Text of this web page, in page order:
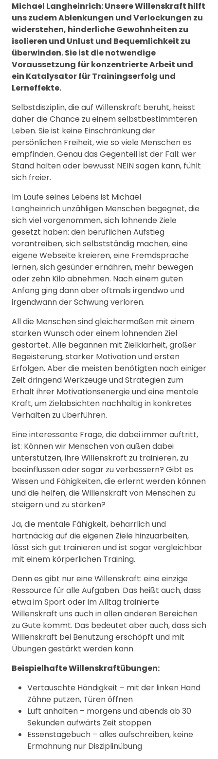
Michael Langheinrich: Unsere Willenskraft hilft
uns zudem Ablenkungen und Verlockungen zu
widerstehen, hinderliche Gewohnheiten zu
isolieren und Unlust und Bequemlichkeit zu
überwinden. Sie ist die notwendige
Voraussetzung für konzentrierte Arbeit und
ein Katalysator für Trainingserfolg und
Lerneffekte.
Selbstdisziplin, die auf Willenskraft beruht, heisst
daher die Chance zu einem selbstbestimmteren
Leben. Sie ist keine Einschränkung der
persönlichen Freiheit, wie so viele Menschen es
empfinden. Genau das Gegenteil ist der Fall: wer
Stand halten oder bewusst NEIN sagen kann, fühlt
sich freier.
Im Laufe seines Lebens ist Michael
Langheinrich unzähligen Menschen begegnet, die
sich viel vorgenommen, sich lohnende Ziele
gesetzt haben: den beruflichen Aufstieg
vorantreiben, sich selbstständig machen, eine
eigene Webseite kreieren, eine Fremdsprache
lernen, sich gesünder ernähren, mehr bewegen
oder zehn Kilo abnehmen. Nach einem guten
Anfang ging dann aber oftmals irgendwo und
irgendwann der Schwung verloren.
All die Menschen sind gleichermaßen mit einem
starken Wunsch oder einem lohnenden Ziel
gestartet. Alle begannen mit Zielklarheit, großer
Begeisterung, starker Motivation und ersten
Erfolgen. Aber die meisten benötigten nach einiger
Zeit dringend Werkzeuge und Strategien zum
Erhalt ihrer Motivationsenergie und eine mentale
Kraft, um Zielabsichten nachhaltig in konkretes
Verhalten zu überführen.
Eine interessante Frage, die dabei immer auftritt,
ist: Können wir Menschen von außen dabei
unterstützen, ihre Willenskraft zu trainieren, zu
beeinflussen oder sogar zu verbessern? Gibt es
Wissen und Fähigkeiten, die erlernt werden können
und die helfen, die Willenskraft von Menschen zu
steigern und zu stärken?
Ja, die mentale Fähigkeit, beharrlich und
hartnäckig auf die eigenen Ziele hinzuarbeiten,
lässt sich gut trainieren und ist sogar vergleichbar
mit einem körperlichen Training.
Denn es gibt nur eine Willenskraft: eine einzige
Ressource für alle Aufgaben. Das heißt auch, dass
etwa im Sport oder im Alltag trainierte
Willenskraft uns auch in allen anderen Bereichen
zu Gute kommt. Das bedeutet aber auch, dass sich
Willenskraft bei Benutzung erschöpft und mit
Übungen gestärkt werden kann.
Beispielhafte Willenskraftübungen:
Vertauschte Händigkeit – mit der linken Hand
Zähne putzen, Türen öffnen
Luft anhalten – morgens und abends ab 30
Sekunden aufwärts Zeit stoppen
Essenstagebuch – alles aufschreiben, keine
Ermahnung nur Disziplinübung